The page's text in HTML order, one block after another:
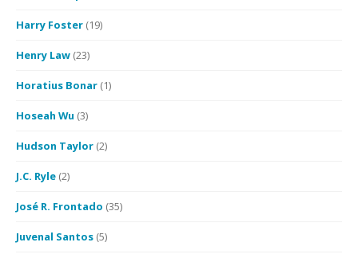
Harry Foster (19)
Henry Law (23)
Horatius Bonar (1)
Hoseah Wu (3)
Hudson Taylor (2)
J.C. Ryle (2)
José R. Frontado (35)
Juvenal Santos (5)